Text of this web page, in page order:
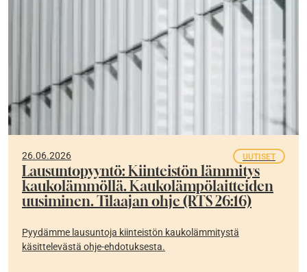
26.06.2026 UUTISET
Lausuntopyyntö: Kiinteistön lämmitys
kaukolämmöllä. Kaukolämpölaitteiden
uusiminen. Tilaajan ohje (RTS 26:16)
Pyydämme lausuntoja kiinteistön kaukolämmitystä
käsittelevästä ohje-ehdotuksesta.